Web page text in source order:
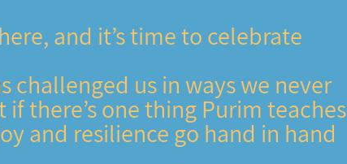
and it’s time to celebrate
challenged us in ways we never
there’s one thing Purim teaches
and resilience go hand in hand.